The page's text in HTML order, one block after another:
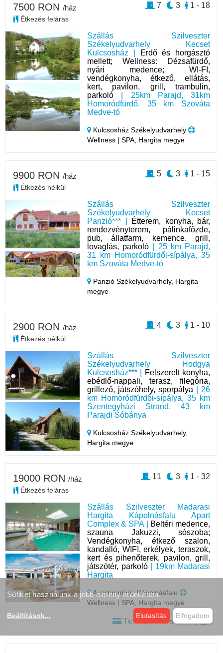
Szállás Szilveszter
Székelyudvarhely Kecset
Kulcsosház |
Erdő és horgásztó
mellett; Wellness: Dézsafürdő,
nyári medence; WI-FI,
vendégkonyha, étkező, ellátás,
kert, pavilon, grill, trambulin,
parkoló | 25km Parajd, 31km
Homoródfürdő, 35 km Szováta
Medve-tó
Kulcsosház Székelyudvarhely
Wellness | SPA, Hargita megye
7500 RON /ház
Étkezés feláras
1 - 18
3
7
Szállás Szilveszter
Székelyudvarhely Kecset
Panzió*** |
Étterem, konyha, bár,
rendezvényterem, pálinkafőzde,
pub, állatfarm, kemence. grill,
lovaglás, parkoló | 25 km Parajd,
31 km Homoródfürdői-sípálya, 35
km Szováta Medve-tó
Panzió Székelyudvarhely, Hargita
megye
9900 RON /ház
Étkezés nélkül
1 - 15
3
5
Szállás Szilveszter
Székelyudvarhely Hodgya
Kulcsosház*** |
Felszerelt konyha,
ebédlő-nappali, terasz, filegória,
grillező, játszóhely, sporpálya | 26
km Homoródfürdői-sípálya, 35 km
Szentegyházi Strand, 43 km
Parajdi Sóbánya
Kulcsosház Székelyudvarhely,
Hargita megye
2900 RON /ház
Étkezés nélkül
1 - 10
3
4
Szállás Szilveszter Madarasi
Hargita Kápolnásfalu Apart
Complex & SPA |
Beltéri medence,
szauna Jakuzzi, sószoba;
Vendégkonyha, étkező szalon,
kandalló, WIFI, erkélyek, teraszok,
kert és pihenőterek, pavilon, grill,
játszótér, parkoló| 19km Madarasi
Hargita
Apartmanház Kápolnásfalu
Wellness | SPA, Hargita megye
Tichet | Card vakációs jegy
19000 RON /ház
Étkezés feláras
1 - 32
3
11
Sütiket használunk a jobb élmény érdekében.
Beállítások... Elutasítás Elfogadom